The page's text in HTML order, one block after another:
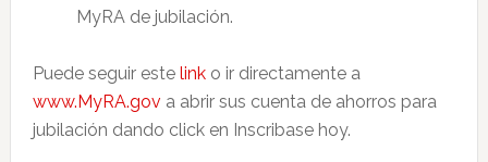
MyRA de jubilación.
Puede seguir este link o ir directamente a
www.MyRA.gov a abrir sus cuenta de ahorros para
jubilación dando click en Inscribase hoy.